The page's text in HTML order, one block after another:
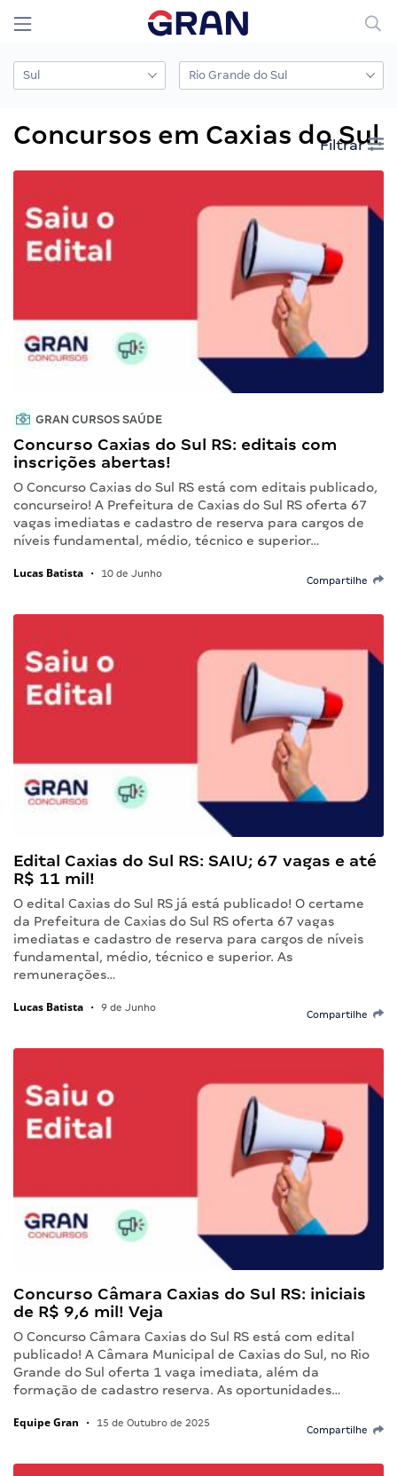
Concursos em Caxias do Sul
Filtrar
GRAN CURSOS SAÚDE
Concurso Caxias do Sul RS: editais com
inscrições abertas!
O Concurso Caxias do Sul RS está com editais publicado,
concurseiro! A Prefeitura de Caxias do Sul RS oferta 67
vagas imediatas e cadastro de reserva para cargos de
níveis fundamental, médio, técnico e superior…
Lucas Batista • 10 de Junho
Compartilhe
Edital Caxias do Sul RS: SAIU; 67 vagas e até
R$ 11 mil!
O edital Caxias do Sul RS já está publicado! O certame
da Prefeitura de Caxias do Sul RS oferta 67 vagas
imediatas e cadastro de reserva para cargos de níveis
fundamental, médio, técnico e superior. As
remunerações…
Lucas Batista • 9 de Junho
Compartilhe
Concurso Câmara Caxias do Sul RS: iniciais
de R$ 9,6 mil! Veja
O Concurso Câmara Caxias do Sul RS está com edital
publicado! A Câmara Municipal de Caxias do Sul, no Rio
Grande do Sul oferta 1 vaga imediata, além da
formação de cadastro reserva. As oportunidades…
Equipe Gran • 15 de Outubro de 2025
Compartilhe